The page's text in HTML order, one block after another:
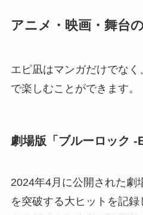
アニメ・映画・舞台
エピ凪はマンガだけでな
で楽しむことができます。
劇場版「ブルーロック -
2024年4月に公開された劇
を突破する大ヒットを記